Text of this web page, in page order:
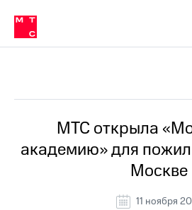
Медиа-центр
и акционерам
Устойчивое развитие
Комплаенс и деловая этика
компании
Карьера
История
компании
в МТС
Пресс-
релизы
о технологиях
МТС открыла
академию» для
Москве
11 ноября